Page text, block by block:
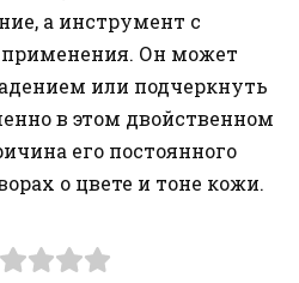
а инструмент с
Он может
или подчеркнуть
в этом двойственном
его постоянного
о цвете и тоне кожи.